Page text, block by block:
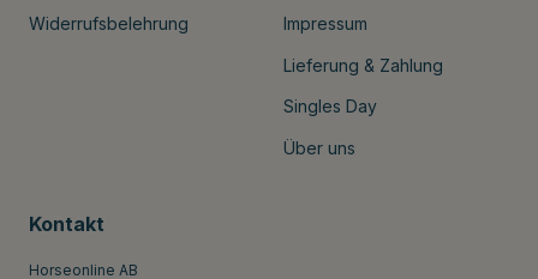
Widerrufsbelehrung Impressum
Lieferung & Zahlung
Singles Day
Über uns
Kontakt
Horseonline AB